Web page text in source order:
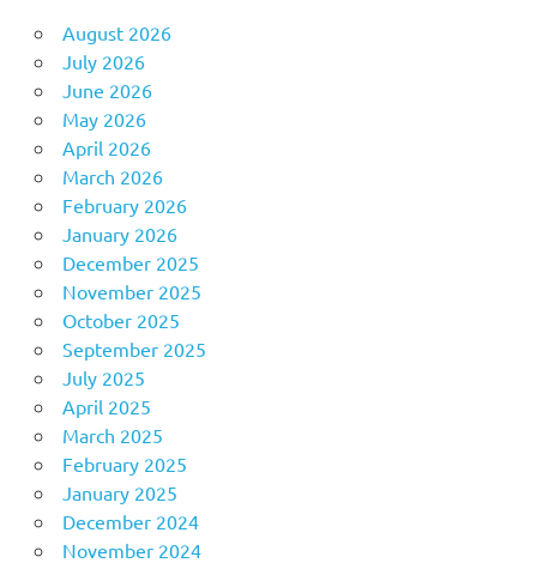
August 2026
July 2026
June 2026
May 2026
April 2026
March 2026
February 2026
January 2026
December 2025
November 2025
October 2025
September 2025
July 2025
April 2025
March 2025
February 2025
January 2025
December 2024
November 2024